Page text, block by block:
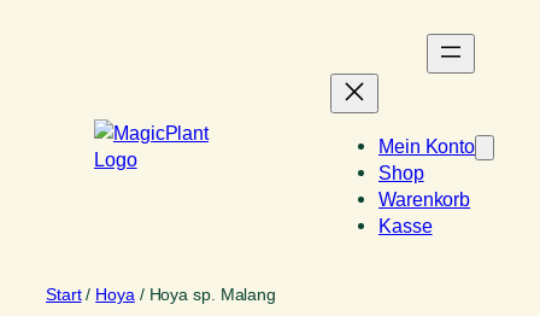
Mein Konto
Shop
Warenkorb
Kasse
Start/ Hoya / Hoya sp. Malang